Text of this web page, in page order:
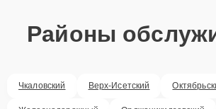
Районы
Чкаловский Верх-Исетский